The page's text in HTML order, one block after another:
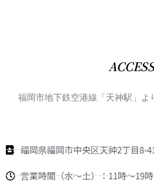
ACCESS
福岡市地下鉄空港線「天神駅」よ
福岡県福岡市中央区天神2丁目8-
営業時間（水〜土）：11時～19